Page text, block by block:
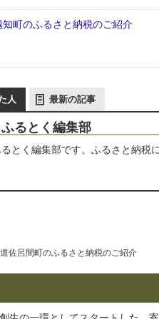
知町のふるさと納税のご紹介
人 最新の記事
ふるとく編集部
とく編集部です。ふるさと納税
佐呂間町のふるさと納税のご紹介